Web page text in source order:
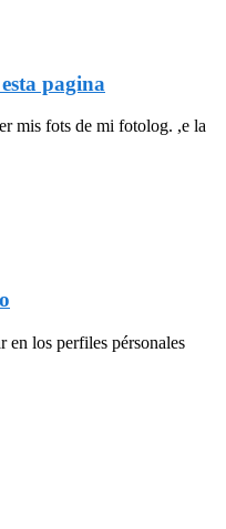
pagina
mis fots de mi fotolog. ,e la
en los perfiles pérsonales